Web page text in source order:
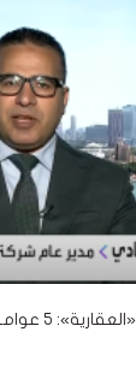
محمد عبد